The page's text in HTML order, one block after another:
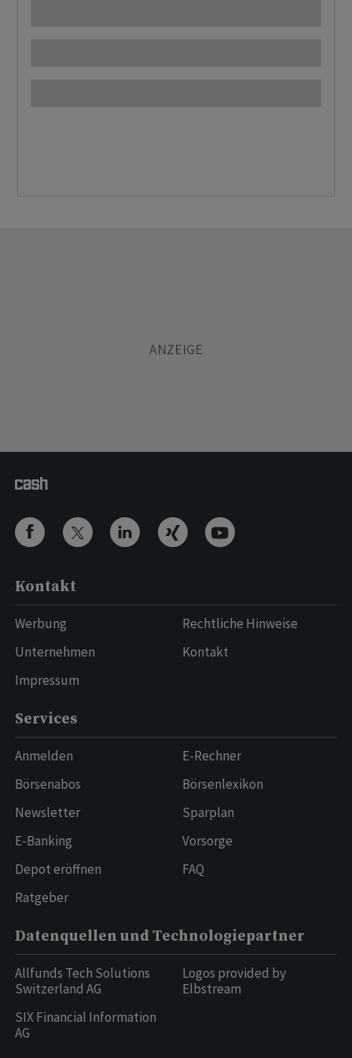
Kontakt
Werbung
Unternehmen
Impressum
Rechtliche Hinweise
Kontakt
Services
Anmelden
Börsenabos
Newsletter
E-Banking
Depot eröffnen
Ratgeber
E-Rechner
Börsenlexikon
Sparplan
Vorsorge
FAQ
Datenquellen und Technologiepartner
Allfunds Tech Solutions
Switzerland AG
SIX Financial Information
AG
Logos provided by
Elbstream